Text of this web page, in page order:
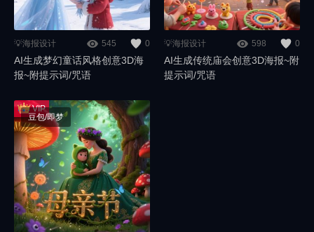
💡海报设计 545 0
AI生成梦幻童话风格创意3D海
报~附提示词/咒语
💡海报设计 598 0
AI生成传统庙会创意3D海报~附
提示词/咒语
豆包/即梦